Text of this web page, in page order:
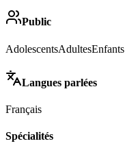
Public
AdolescentsAdultesEnfants
Langues parlées
Français
Spécialités